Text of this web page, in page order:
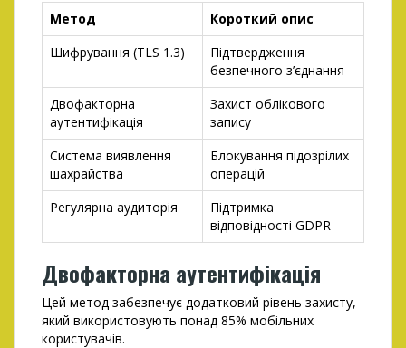
Метод
Короткий опис
Шифрування (TLS 1.3)
Підтвердження
безпечного з’єднання
Двофакторна
аутентифікація
Захист облікового
запису
Система виявлення
шахрайства
Блокування підозрілих
операцій
Регулярна аудиторія
Підтримка
відповідності GDPR
Двофакторна аутентифікація
Цей метод забезпечує додатковий рівень захисту,
який використовують понад 85% мобільних
користувачів.